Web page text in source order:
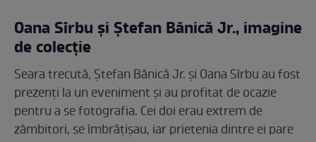
Oana Sîrbu și Ștefan Bănică Jr., imagine
de colecție
Seara trecută, Ștefan Bănică Jr. și Oana Sîrbu au fost
prezenți la un eveniment și au profitat de ocazie
pentru a se fotografia. Cei doi erau extrem de
zâmbitori, se îmbrățișau, iar prietenia dintre ei pare